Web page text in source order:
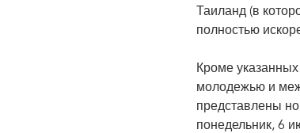
Таиланд (в
полностью
Кроме
молодежью и
представлены
понедельник, 6